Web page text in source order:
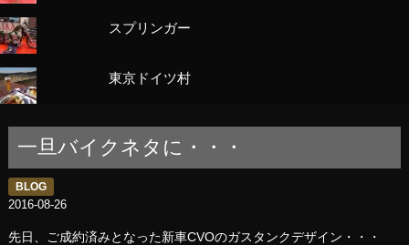
スプリンガー
東京ドイツ村
一旦バイクネタに・・・
BLOG
2016-08-26
先日、ご成約済みとなった新車CVOのガスタンクデザイン・・・